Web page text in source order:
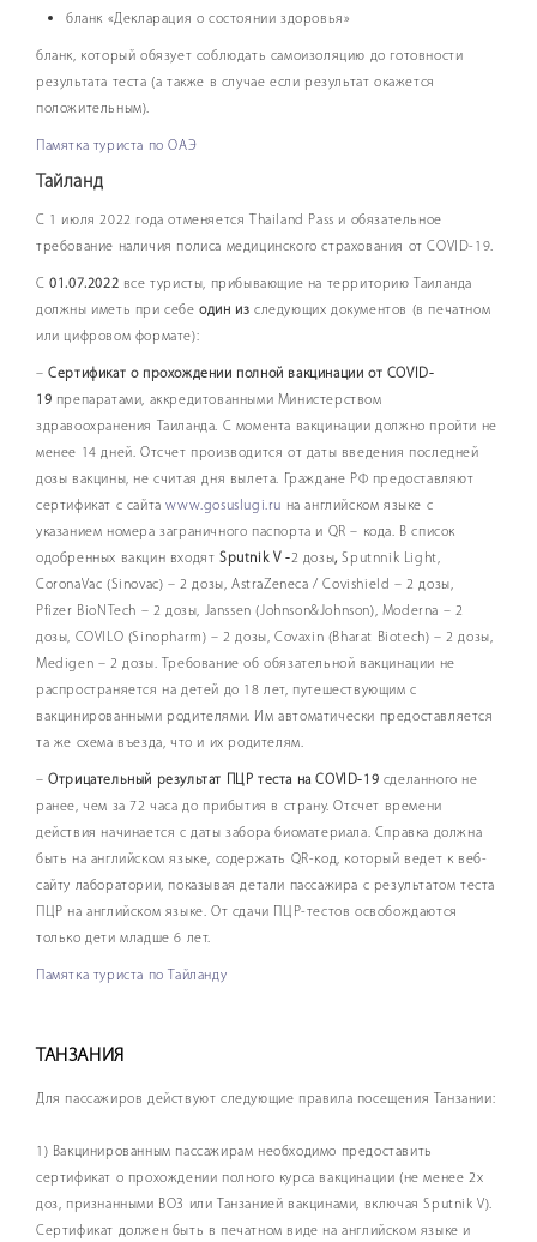
бланк «Декларация о состоянии здоровья»
бланк, который обязует соблюдать самоизоляцию до готовности
результата теста (а также в случае если результат окажется
положительным).
Памятка туриста по ОАЭ
Тайланд
С 1 июля 2022 года отменяется Thailand Pass и обязательное
требование наличия полиса медицинского страхования от COVID-19.
С01.07.2022 все туристы, прибывающие на территорию Таиланда
должны иметь при себеодин из следующих документов (в печатном
или цифровом формате):
–Сертификат о прохождении полной вакцинации от COVID-
19 препаратами, аккредитованными Министерством
здравоохранения Таиланда. С момента вакцинации должно пройти не
менее 14 дней. Отсчет производится от даты введения последней
дозы вакцины, не считая дня вылета. Граждане РФ предоставляют
сертификат с сайтаwww.gosuslugi.ru на английском языке с
указанием номера заграничного паспорта и QR – кода. В список
одобренных вакцин входят Sputnik V -2 дозы, Sputnnik Light,
CoronaVac (Sinovac) – 2 дозы, AstraZeneca / Covishield – 2 дозы,
Pfizer BioNTech – 2 дозы, Janssen (Johnson&Johnson), Moderna – 2
дозы, COVILO (Sinopharm) – 2 дозы, Covaxin (Bharat Biotech) – 2 дозы,
Medigen – 2 дозы. Требование об обязательной вакцинации не
распространяется на детей до 18 лет, путешествующим с
вакцинированными родителями. Им автоматически предоставляется
та же схема въезда, что и их родителям.
–Отрицательный результат ПЦР теста на COVID-19 сделанного не
ранее, чем за 72 часа до прибытия в страну. Отсчет времени
действия начинается с даты забора биоматериала. Справка должна
быть на английском языке, содержать QR-код, который ведет к веб-
сайту лаборатории, показывая детали пассажира с результатом теста
ПЦР на английском языке. От сдачи ПЦР-тестов освобождаются
только дети младше 6 лет.
Памятка туриста по Тайланду
ТАНЗАНИЯ
Для пассажиров действуют следующие правила посещения Танзании:
1) Вакцинированным пассажирам необходимо предоставить
сертификат о прохождении полного курса вакцинации (не менее 2х
доз, признанными ВОЗ или Танзанией вакцинами, включая Sputnik V).
Сертификат должен быть в печатном виде на английском языке и